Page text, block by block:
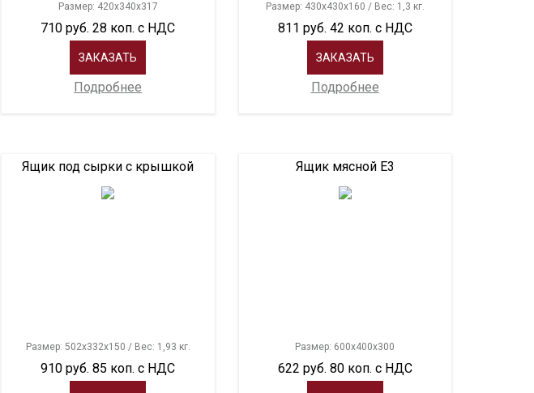
Размер: 420х340х317
710 руб. 28 коп. с НДС
ЗАКАЗАТЬ
Подробнее
Размер: 430х430х160 / Вес: 1,3 кг.
811 руб. 42 коп. с НДС
ЗАКАЗАТЬ
Подробнее
Ящик под сырки с крышкой
Размер: 502х332х150 / Вес: 1,93 кг.
910 руб. 85 коп. с НДС
Ящик мясной Е3
Размер: 600х400х300
622 руб. 80 коп. с НДС